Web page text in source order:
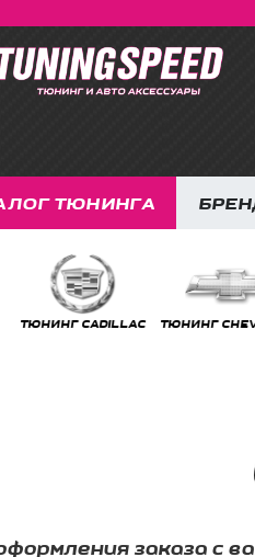
ТЮНИНГА
ТЮНИНГ CADILLAC ТЮНИНГ
заказа с